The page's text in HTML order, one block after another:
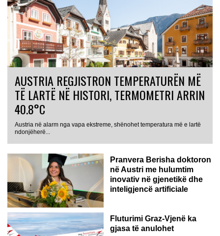
AUSTRIA REGJISTRON TEMPERATURËN MË
TË LARTË NË HISTORI, TERMOMETRI ARRIN
40.8°C
Austria në alarm nga vapa ekstreme, shënohet temperatura më e lartë
ndonjëherë...
AUSTRI
Pranvera Berisha doktoron
në Austri me hulumtim
inovativ në gjenetikë dhe
inteligjencë artificiale
Fluturimi Graz-Vjenë ka
gjasa të anulohet